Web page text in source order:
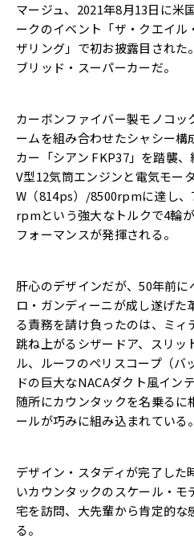
マージュ、2021年8月13日に米
ークのイベント「ザ・クエイル
ザリング」で初お披露目された
ブリッド・スーパーカーだ。
カーボンファイバー製モノコッ
ームを組み合わせたシャシー構
カー「シアン FKP37」を踏襲
V型12気筒エンジンと電気モー
W（814ps）/8500rpmに達し
rpmという強大なトルクで4輪
フォーマンスが発揮される。
肝心のデザインだが、50年前
ロ・ガンディーニが成し遂げた
る責務を請け負ったのは、ミィ
跳ね上がるシザードア、スリッ
ル、ルーフのペリスコープ（バ
ドの巨大なNACAダクト風イン
随所にカウンタックを名乗るに
ールが巧みに組み込まれている。
デザイン・スタディが完了した
いカウンタックのスケール・モ
宅を訪問、大先輩から肯定的な
る。